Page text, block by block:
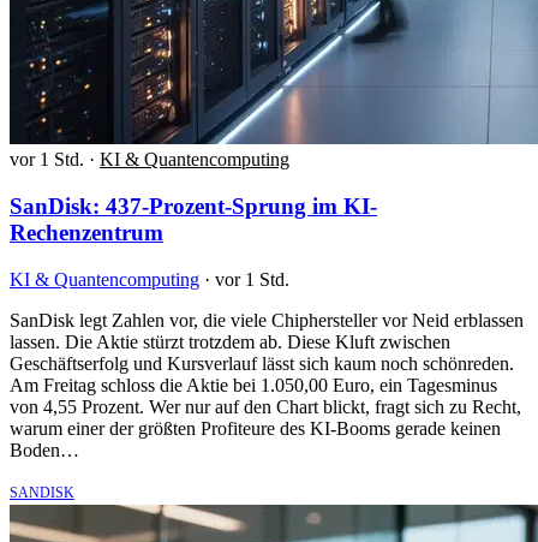
vor 1 Std. · KI & Quantencomputing
SanDisk: 437-Prozent-Sprung im KI-
Rechenzentrum
KI & Quantencomputing · vor 1 Std.
SanDisk legt Zahlen vor, die viele Chiphersteller vor Neid erblassen
lassen. Die Aktie stürzt trotzdem ab. Diese Kluft zwischen
Geschäftserfolg und Kursverlauf lässt sich kaum noch schönreden.
Am Freitag schloss die Aktie bei 1.050,00 Euro, ein Tagesminus
von 4,55 Prozent. Wer nur auf den Chart blickt, fragt sich zu Recht,
warum einer der größten Profiteure des KI-Booms gerade keinen
Boden…
SANDISK